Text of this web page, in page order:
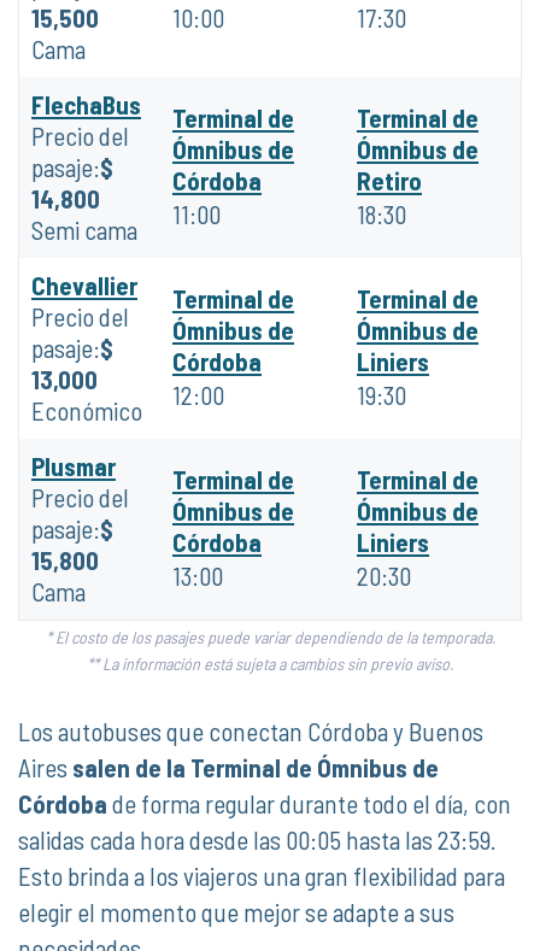
15,500
Cama
10:00 17:30
FlechaBus
Precio del
pasaje:$
14,800
Semi cama
Terminal de
Ómnibus de
Córdoba
11:00
Terminal de
Ómnibus de
Retiro
18:30
Chevallier
Precio del
pasaje:$
13,000
Económico
Terminal de
Ómnibus de
Córdoba
12:00
Terminal de
Ómnibus de
Liniers
19:30
Plusmar
Precio del
pasaje:$
15,800
Cama
Terminal de
Ómnibus de
Córdoba
13:00
Terminal de
Ómnibus de
Liniers
20:30
* El costo de los pasajes puede variar dependiendo de la temporada.
** La información está sujeta a cambios sin previo aviso.
Los autobuses que conectan Córdoba y Buenos
Aires salen de la Terminal de Ómnibus de
Córdoba de forma regular durante todo el día, con
salidas cada hora desde las 00:05 hasta las 23:59.
Esto brinda a los viajeros una gran flexibilidad para
elegir el momento que mejor se adapte a sus